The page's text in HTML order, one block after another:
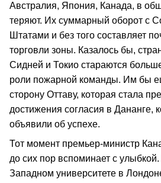
Австралия, Япония, Канада, в
теряют. Их суммарный оборот с
Штатами и без того составляет
торговли зоны. Казалось бы,
Сидней и Токио стараются
роли пожарной команды. Им бы
сторону Оттаву, которая стала
достижения согласия в Дананге,
объявили об успехе.
Тот момент премьер-министр
до сих пор вспоминает с
Западном университете в